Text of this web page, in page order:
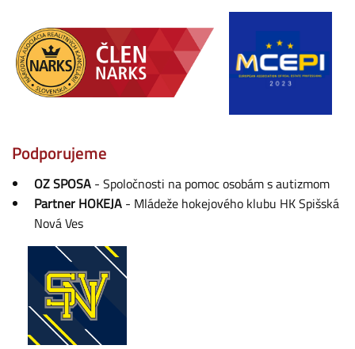
Podporujeme
OZ SPOSA - Spoločnosti na pomoc osobám s autizmom
Partner HOKEJA - Mládeže hokejového klubu HK Spišská
Nová Ves